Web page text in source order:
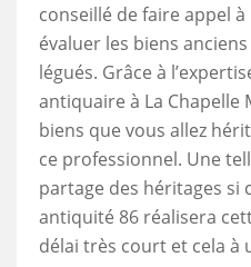
conseillé de faire appel
évaluer les biens
légués. Grâce à
antiquaire à La Chapelle
biens que vous allez
ce professionnel. Une
partage des héritages si
antiquité 86 réalisera
délai très court et cela à